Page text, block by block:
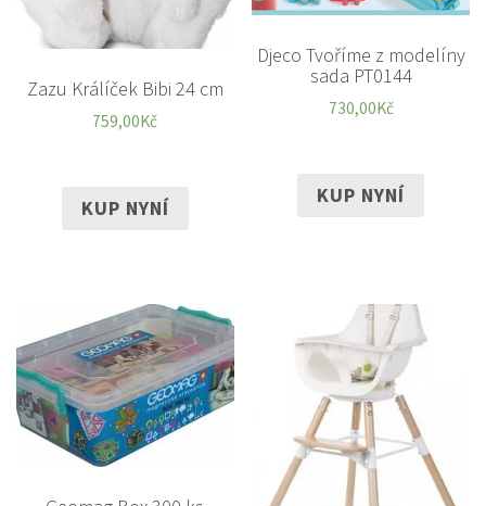
Zazu Králíček Bibi 24 cm
759,00Kč
KUP NYNÍ
Djeco Tvoříme z modelíny
sada PT0144
730,00Kč
KUP NYNÍ